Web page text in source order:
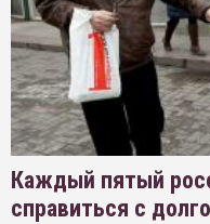
Каждый пятый
справиться с